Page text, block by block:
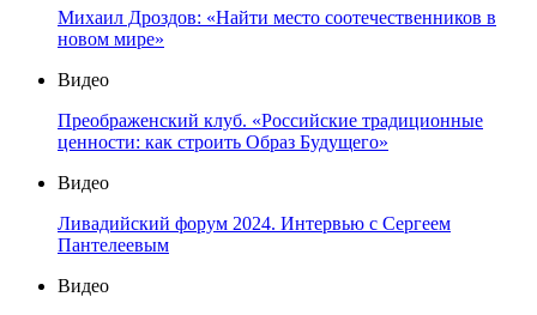
Михаил Дроздов: «Найти место соотечественников в
новом мире»
Видео
Преображенский клуб. «Российские традиционные
ценности: как строить Образ Будущего»
Видео
Ливадийский форум 2024. Интервью с Сергеем
Пантелеевым
Видео